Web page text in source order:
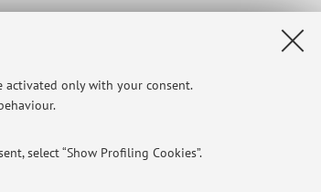
activated only with your consent.
select “Show Profiling Cookies”.